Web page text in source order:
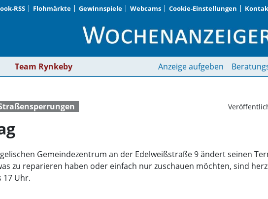
RSS Flohmärkte Gewinnspiele Webcams Cookie-Einstellungen
Cafe jetzt am Freitag |
Team Rynkeby Anzeige aufgeben
Gemeindezentrum an der Edelweißstraße 9 ändert seinen
zu reparieren haben oder einfach nur zuschauen möchten, sind
17 Uhr.